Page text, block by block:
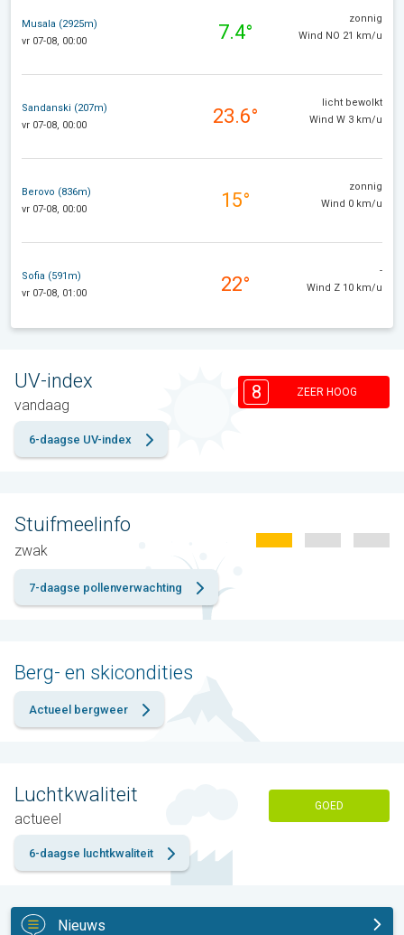
Musala (2925m)
vr 07-08, 00:00
7.4°
zonnig
Wind NO 21 km/u
Sandanski (207m)
vr 07-08, 00:00
23.6°
licht bewolkt
Wind W 3 km/u
Berovo (836m)
vr 07-08, 00:00
15°
zonnig
Wind 0 km/u
Sofia (591m)
vr 07-08, 01:00
22°
-
Wind Z 10 km/u
UV-index
vandaag
8 ZEER HOOG
6-daagse UV-index
Stuifmeelinfo
zwak
7-daagse pollenverwachting
Berg- en skicondities
Actueel bergweer
Luchtkwaliteit
actueel
GOED
6-daagse luchtkwaliteit
Nieuws